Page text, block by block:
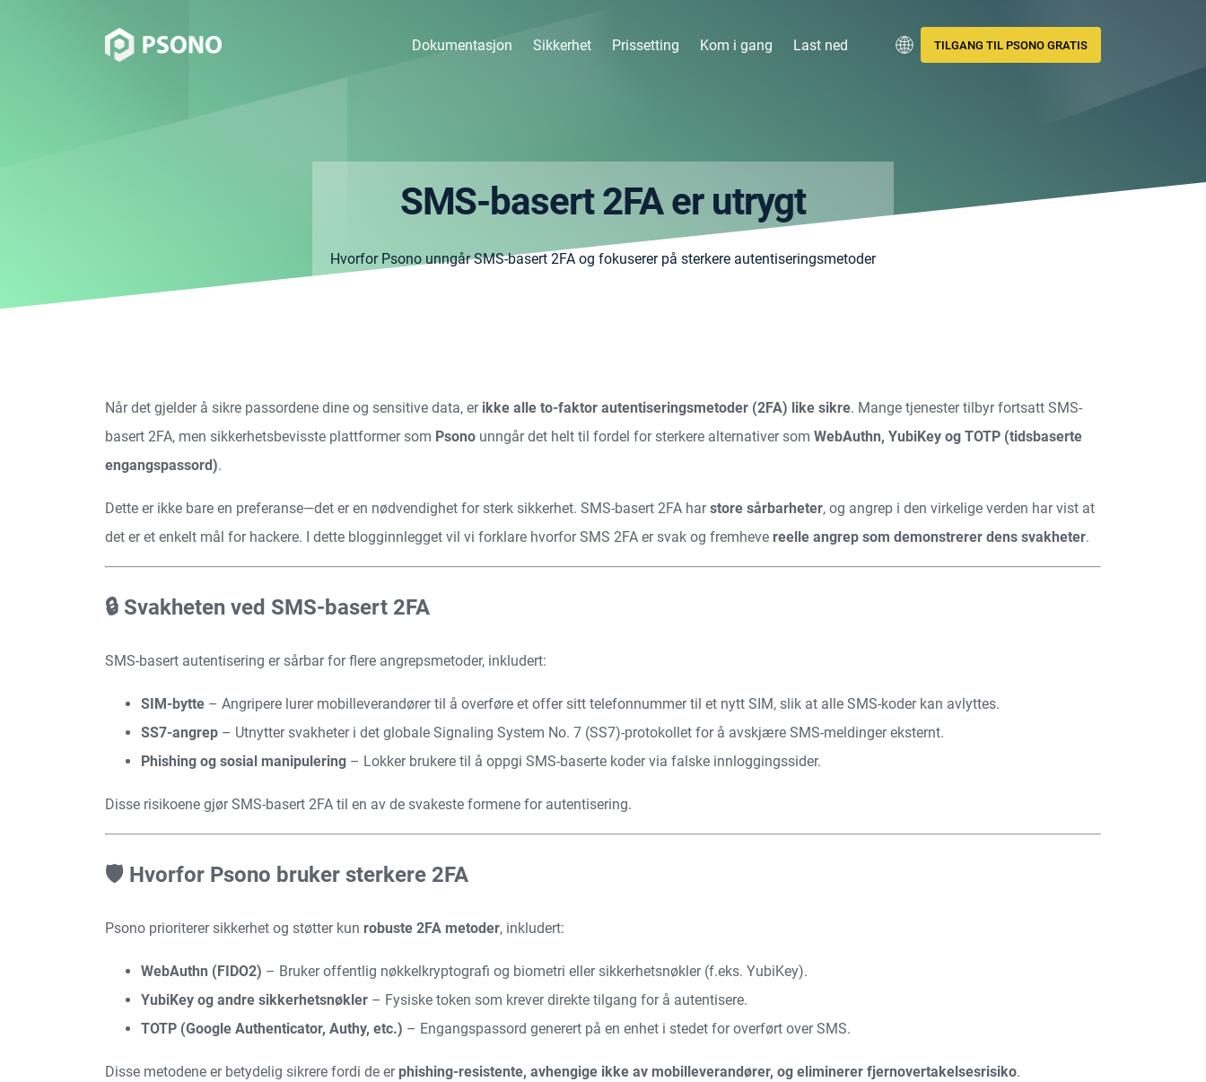
Dokumentasjon Sikkerhet Prissetting Kom i gang Last ned TILGANG TIL PSONO GRATIS
SMS-basert 2FA er utrygt
Hvorfor Psono unngår SMS-basert 2FA og fokuserer på sterkere autentiseringsmetoder
Når det gjelder å sikre passordene dine og sensitive data, er ikke alle to-faktor autentiseringsmetoder (2FA) like sikre. Mange tjenester tilbyr fortsatt SMS-
basert 2FA, men sikkerhetsbevisste plattformer som Psono unngår det helt til fordel for sterkere alternativer som WebAuthn, YubiKey og TOTP (tidsbaserte
engangspassord).
Dette er ikke bare en preferanse—det er en nødvendighet for sterk sikkerhet. SMS-basert 2FA harstore sårbarheter, og angrep i den virkelige verden har vist at
det er et enkelt mål for hackere. I dette blogginnlegget vil vi forklare hvorfor SMS 2FA er svak og fremheve reelle angrep som demonstrerer dens svakheter.
🔒 Svakheten ved SMS-basert 2FA
SMS-basert autentisering er sårbar for flere angrepsmetoder, inkludert:
SIM-bytte – Angripere lurer mobilleverandører til å overføre et offer sitt telefonnummer til et nytt SIM, slik at alle SMS-koder kan avlyttes.
SS7-angrep – Utnytter svakheter i det globale Signaling System No. 7 (SS7)-protokollet for å avskjære SMS-meldinger eksternt.
Phishing og sosial manipulering – Lokker brukere til å oppgi SMS-baserte koder via falske innloggingssider.
Disse risikoene gjør SMS-basert 2FA til en av de svakeste formene for autentisering.
🛡️ Hvorfor Psono bruker sterkere 2FA
Psono prioriterer sikkerhet og støtter kun robuste 2FA metoder, inkludert:
WebAuthn (FIDO2) – Bruker offentlig nøkkelkryptografi og biometri eller sikkerhetsnøkler (f.eks. YubiKey).
YubiKey og andre sikkerhetsnøkler – Fysiske token som krever direkte tilgang for å autentisere.
TOTP (Google Authenticator, Authy, etc.) – Engangspassord generert på en enhet i stedet for overført over SMS.
Disse metodene er betydelig sikrere fordi de er phishing-resistente, avhengige ikke av mobilleverandører, og eliminerer fjernovertakelsesrisiko.